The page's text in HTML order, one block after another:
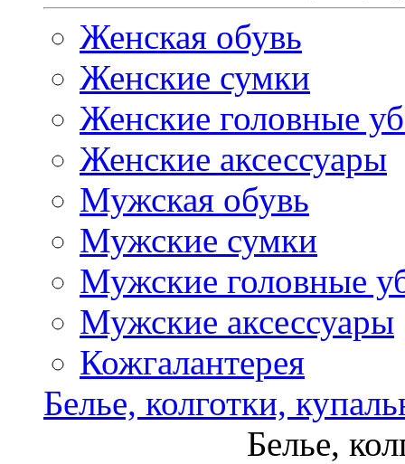
Женская обувь
Женские сумки
Женские головные
Женские аксессуары
Мужская обувь
Мужские сумки
Мужские головные
Мужские аксессуары
Кожгалантерея
Белье, колготки,
Белье,